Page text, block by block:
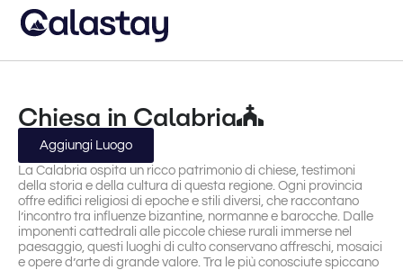
Chiesa in Calabria
Aggiungi Luogo
La Calabria ospita un ricco patrimonio di chiese, testimoni
della storia e della cultura di questa regione. Ogni provincia
offre edifici religiosi di epoche e stili diversi, che raccontano
l’incontro tra influenze bizantine, normanne e barocche. Dalle
imponenti cattedrali alle piccole chiese rurali immerse nel
paesaggio, questi luoghi di culto conservano affreschi, mosaici
e opere d’arte di grande valore. Tra le più conosciute spiccano